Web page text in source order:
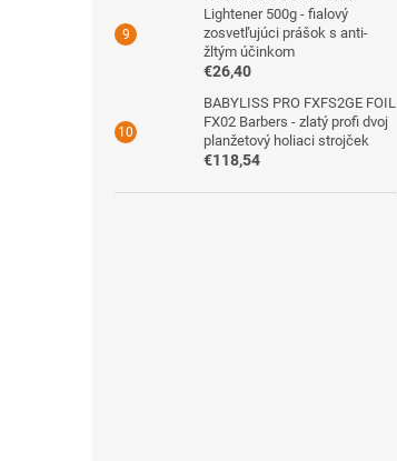
Lightener 500g - fialový
zosvetľujúci prášok s anti-
žltým účinkom
€26,40
BABYLISS PRO FXFS2GE FOIL
FX02 Barbers - zlatý profi dvoj
planžetový holiaci strojček
€118,54